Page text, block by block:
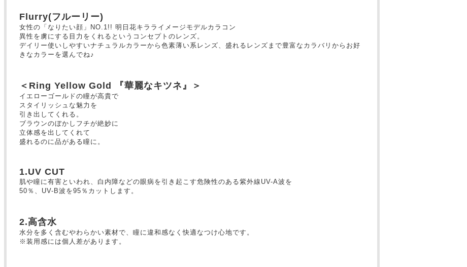
Flurry(フルーリー)
女性の「なりたい顔」NO.1!! 明日花キラライメージモデルカラコン
異性を虜にする目力をくれるというコンセプトのレンズ。
デイリー使いしやすいナチュラルカラーから色素薄い系レンズ、盛れるレンズまで豊富なカラバリからお好
きなカラーを選んでね♪
＜Ring Yellow Gold 『華麗なキツネ』＞
イエローゴールドの瞳が高貴で
スタイリッシュな魅力を
引き出してくれる。
ブラウンのぼかしフチが絶妙に
立体感を出してくれて
盛れるのに品がある瞳に。
1.UV CUT
肌や瞳に有害といわれ、白内障などの眼病を引き起こす危険性のある紫外線UV-A波を
50％、UV-B波を95％カットします。
2.高含水
水分を多く含むやわらかい素材で、瞳に違和感なく快適なつけ心地です。
※装用感には個人差があります。